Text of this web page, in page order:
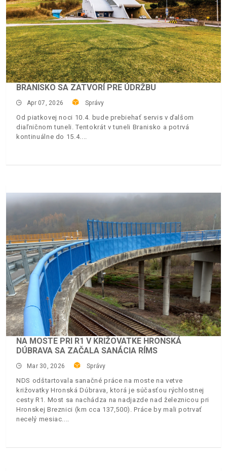
BRANISKO SA ZATVORÍ PRE ÚDRŽBU
Apr 07, 2026 Správy
Od piatkovej noci 10.4. bude prebiehať servis v ďalšom
diaľničnom tuneli. Tentokrát v tuneli Branisko a potrvá
kontinuálne do 15.4.
NA MOSTE PRI R1 V KRIŽOVATKE HRONSKÁ
DÚBRAVA SA ZAČALA SANÁCIA RÍMS
Mar 30, 2026 Správy
NDS odštartovala sanačné práce na moste na vetve
križovatky Hronská Dúbrava, ktorá je súčasťou rýchlostnej
cesty R1. Most sa nachádza na nadjazde nad železnicou pri
Hronskej Breznici (km cca 137,500). Práce by mali potrvať
necelý mesiac.